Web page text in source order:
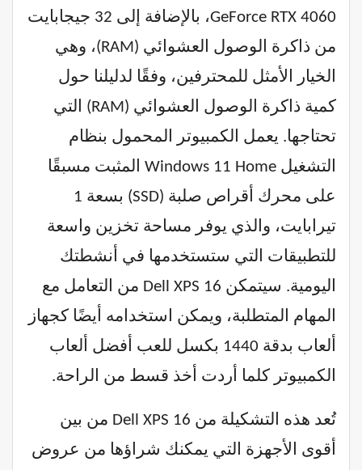
GeForce RTX 4060، بالإضافة إلى 32 جيجابايت
من ذاكرة الوصول العشوائي (RAM)، وهي
الخيار الأمثل للمحترفين، وفقًا لدليلنا حول
كمية ذاكرة الوصول العشوائي (RAM) التي
تحتاجها. يعمل الكمبيوتر المحمول بنظام
التشغيل Windows 11 Home المثبت مسبقًا
على محرك أقراص صلبة (SSD) بسعة 1
تيرابايت، والذي يوفر مساحة تخزين واسعة
للتطبيقات التي ستستخدمها في أنشطتك
اليومية. سيتمكن Dell XPS 16 من التعامل مع
المهام المتطلبة، ويمكن استخدامه أيضًا كجهاز
ألعاب بدقة 1440 بكسل للعب أفضل ألعاب
الكمبيوتر كلما أردت أخذ قسط من الراحة.
تُعد هذه التشكيلة من Dell XPS 16 من بين
أقوى الأجهزة التي يمكنك شراؤها من عروض